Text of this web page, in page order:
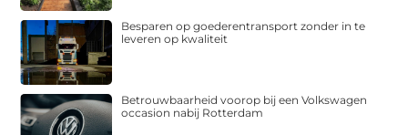
Besparen op goederentransport zonder in te
leveren op kwaliteit
Betrouwbaarheid voorop bij een Volkswagen
occasion nabij Rotterdam